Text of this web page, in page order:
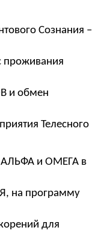
Сознания –
проживания
и обмен
Телесного
АЛЬФА и ОМЕГА в
на программу
для